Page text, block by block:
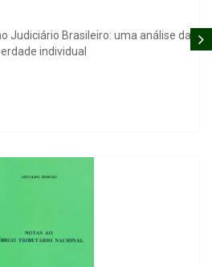
Judiciário Brasileiro: uma análise da
individual